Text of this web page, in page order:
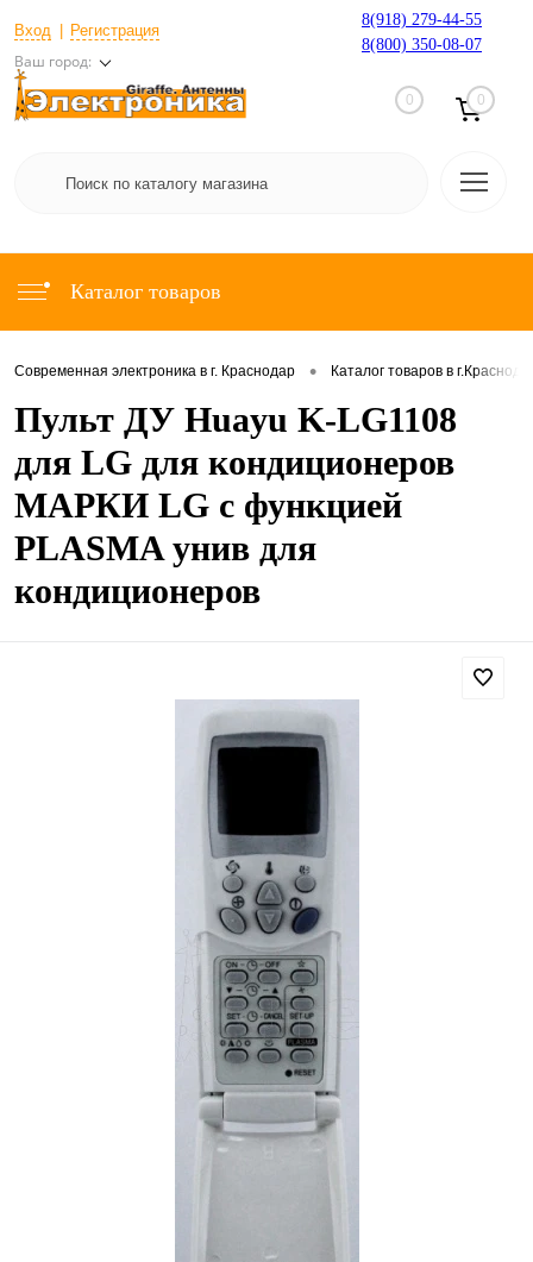
Вход Регистрация
Ваш город:
8(918) 279-44-55
8(800) 350-08-07
0 0
Каталог товаров
Современная электроника в г. Краснодар • Каталог товаров в
Пульт ДУ Huayu K-LG1108
для LG для кондиционеров
МАРКИ LG с функцией
PLASMA унив для
кондиционеров